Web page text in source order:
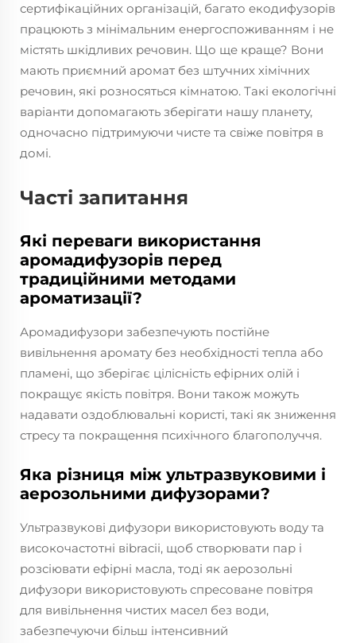
сертифікаційних організацій, багато екодифузорів
працюють з мінімальним енергоспоживанням і не
містять шкідливих речовин. Що ще краще? Вони
мають приємний аромат без штучних хімічних
речовин, які розносяться кімнатою. Такі екологічні
варіанти допомагають зберігати нашу планету,
одночасно підтримуючи чисте та свіже повітря в
домі.
Часті запитання
Які переваги використання
аромадифузорів перед
традиційними методами
ароматизації?
Аромадифузори забезпечують постійне
вивільнення аромату без необхідності тепла або
пламені, що зберігає цілісність ефірних олій і
покращує якість повітря. Вони також можуть
надавати оздоблювальні користі, такі як зниження
стресу та покращення психічного благополуччя.
Яка різниця між ультразвуковими і
аерозольними дифузорами?
Ультразвукові дифузори використовують воду та
високочастотні вibracii, щоб створювати пар і
розсіювати ефірні масла, тоді як аерозольні
дифузори використовують спресоване повітря
для вивільнення чистих масел без води,
забезпечуючи більш інтенсивний